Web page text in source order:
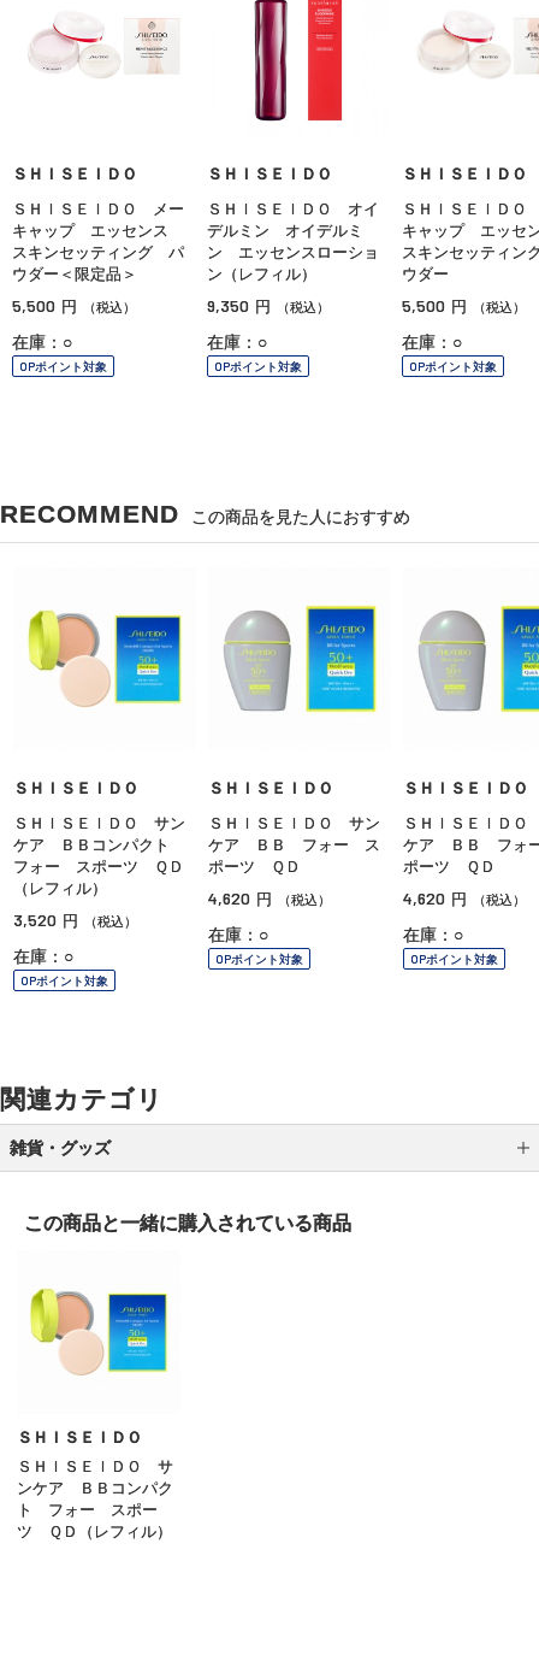
ＳＨＩＳＥＩＤＯ
ＳＨＩＳＥＩＤＯ メー
キャップ エッセンス
スキンセッティング パ
ウダー＜限定品＞
5,500 円 （税込）
在庫：○
OPポイント対象
ＳＨＩＳＥＩＤＯ
ＳＨＩＳＥＩＤＯ オイ
デルミン オイデルミ
ン エッセンスローショ
ン（レフィル）
9,350 円 （税込）
在庫：○
OPポイント対象
ＳＨＩＳＥＩＤＯ
ＳＨＩＳＥＩＤ
キャップ エッ
スキンセッティ
ウダー
5,500 円 （税込）
在庫：○
OPポイント対象
RECOMMEND この商品を見た人におすすめ
ＳＨＩＳＥＩＤＯ
ＳＨＩＳＥＩＤＯ サン
ケア ＢＢコンパクト
フォー スポーツ ＱＤ
（レフィル）
3,520 円 （税込）
在庫：○
OPポイント対象
ＳＨＩＳＥＩＤＯ
ＳＨＩＳＥＩＤＯ サン
ケア ＢＢ フォー ス
ポーツ ＱＤ
4,620 円 （税込）
在庫：○
OPポイント対象
ＳＨＩＳＥＩＤＯ
ＳＨＩＳＥＩＤ
ケア ＢＢ フォ
ポーツ ＱＤ
4,620 円 （税込）
在庫：○
OPポイント対象
関連カテゴリ
雑貨・グッズ
ポーチ／バッグ
ケース／ホルダー
この商品と一緒に購入されている商品
ＳＨＩＳＥＩＤＯ
ＳＨＩＳＥＩＤＯ サ
ンケア ＢＢコンパク
ト フォー スポー
ツ ＱＤ（レフィル）